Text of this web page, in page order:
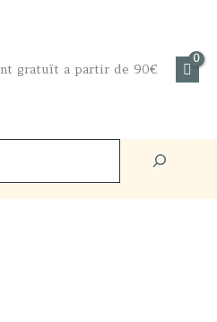
gratuït a partir de 90€